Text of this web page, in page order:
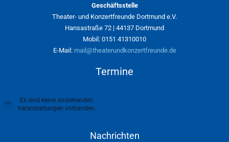
Geschäftsstelle
Theater- und Konzertfreunde Dortmund e.V.
Hansastraße 72 | 44137 Dortmund
Mobil: 0151 41310010
E-Mail: mail@theaterundkonzertfreunde.de
Termine
H
Es sind keine anstehenden
Veranstaltungen vorhanden.
Nachrichten